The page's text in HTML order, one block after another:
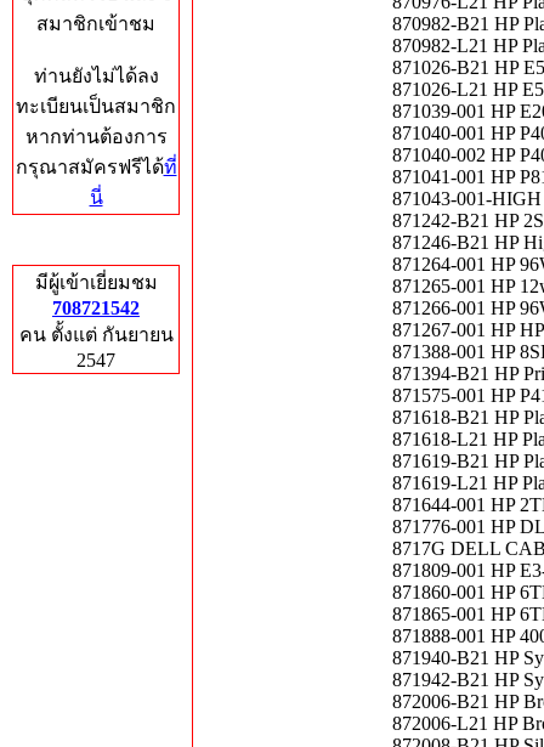
สมาชิกเข้าชม
ท่านยังไม่ได้ลง
ทะเบียนเป็นสมาชิก
หากท่านต้องการ
กรุณาสมัครฟรีได้ที่
นี่
มีผู้เข้าเยี่ยมชม
708721542
คน ตั้งแต่ กันยายน
2547
870982-B21 HP
870982-L21 HP
871026-B21 HP
871026-L21 HP
871039-001 HP
871040-001 HP
871040-002 HP
871041-001 HP
871043-001-
871242-B21 HP
871246-B21 HP
871264-001 HP
871265-001 HP
871266-001 HP
871267-001 HP
871388-001 HP
871394-B21 HP
871575-001 HP
871618-B21 HP
871618-L21 HP
871619-B21 HP
871619-L21 HP
871644-001 HP
871776-001 HP
8717G DELL
871809-001 HP
871860-001 HP
871865-001 HP
871888-001 HP
871940-B21 HP
871942-B21 HP
872006-B21 HP
872006-L21 HP